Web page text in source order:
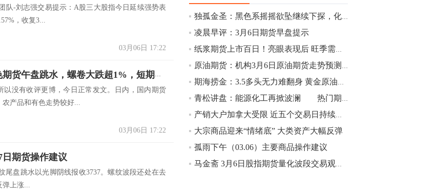
队-刘志强交易提示：A股三大股指今日延续强势表
，收复3...
03月06日 17:22
期市短线：黑色期货午盘跳水，螺卷大跌超1%，短期行情偏弱，反弹空先
以没有收评更博，今日正常发文。日内，国内期货
产品和有色走势较好...
03月06日 17:22
期货操作建议
尾盘跳水以光脚阴线报收3737。螺纹波段还处在去
弹上涨...
10:43
【行情】芝加哥11月大豆期货跌0.4%，12
月玉米期货跌1%。
10:43
【行情】油脂油料期货表现抢眼，豆二期
2.5%，棕榈油涨近2%，菜粕涨1.54%。
10:17
【研报精选】国内期货机构对8月5日的原
油期货走势预测
独孤金圣：黑色系摇摇欲坠继续下探，化工农产品短线狙击
凌晨早评：3月6日期货早盘提示
纸浆期货上市百日！亮眼表现后 旺季需求能否再送“大礼”？
原油期货：机构3月6日原油期货走势预测汇总
期海捞金：3.5多头无力难翻身 黄金原油齐下行
青松讲盘：能源化工再掀波澜 热门期货把握时机
产销大户加拿大受限 近五个交易日持续大涨：菜油的春天已经来了？
大宗商品迎来“情绪底” 大类资产大幅反弹
孤雨下午（03.06）主要商品操作建议
马金斋 3月6日股指期货量化波段交易观点与策略